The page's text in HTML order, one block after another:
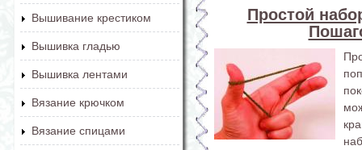
Вышивание крестиком
Вышивка гладью
Вышивка лентами
Вязание крючком
Вязание спицами
Простой